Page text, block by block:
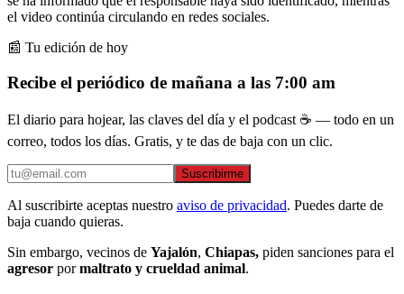
el video continúa circulando en redes sociales.
📰 Tu edición de hoy
Recibe el periódico de mañana a las 7:00 am
El diario para hojear, las claves del día y el podcast ☕ — todo en un
correo, todos los días. Gratis, y te das de baja con un clic.
Suscribirme
Al suscribirte aceptas nuestro aviso de privacidad. Puedes darte de
baja cuando quieras.
Sin embargo, vecinos de Yajalón, Chiapas, piden sanciones para el
agresor pormaltrato y crueldad animal.